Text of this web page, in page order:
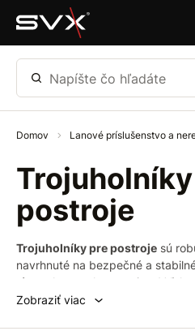
Preskočiť na hlavný obsah
Napíšte čo hľadáte
Domov Lanové príslušenstvo a
postroje
Trojuholníky pre postroje sú
navrhnuté na bezpečné a
rôznych typoch postrojov. Vďaka
tvaru a vysokej pevnosti sú
Zobraziť viac